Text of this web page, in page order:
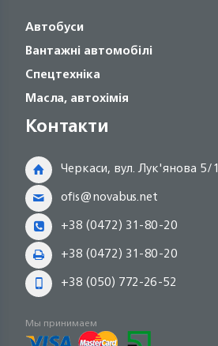
Автобуси
Вантажні автомобілі
Спецтехніка
Масла, автохімія
Контакти
Черкаси, вул. Лук'янова 5/1
ofis@novabus.net
+38 (0472) 31-80-20
+38 (0472) 31-80-20
+38 (050) 772-26-52
Мы принимаем